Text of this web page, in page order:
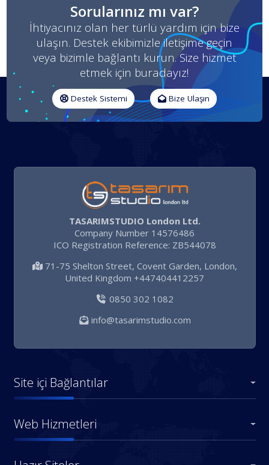
Sorularınız mı var?
İhtiyacınız olan her türlü yardım için bize
ulaşın. Destek ekibimizle iletişime geçin
veya bizimle bağlantı kurun. Size hizmet
etmek için buradayız!
Destek Sistemi Bize Ulaşın
TASARIMSTUDIO London Ltd.
Company Number 14576486
ICO Registration Reference: ZB544078
71-75 Shelton Street, Covent Garden, London,
United Kingdom +447404412257
0850 302 1082
info@tasarimstudio.com
Site içi Bağlantılar
Web Hizmetleri